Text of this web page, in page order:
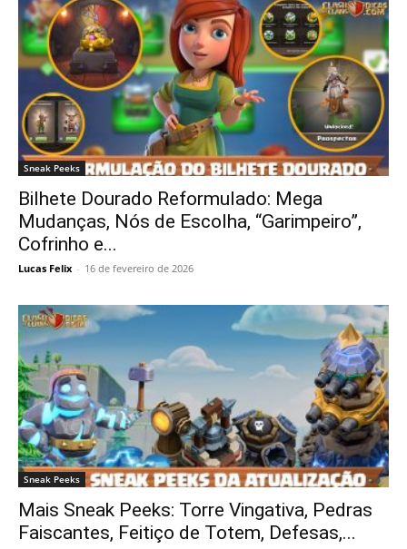
Sneak Peeks
Bilhete Dourado Reformulado: Mega
Mudanças, Nós de Escolha, “Garimpeiro”,
Cofrinho e...
Lucas Felix - 16 de fevereiro de 2026
Sneak Peeks
Mais Sneak Peeks: Torre Vingativa, Pedras
Faiscantes, Feitiço de Totem, Defesas,...